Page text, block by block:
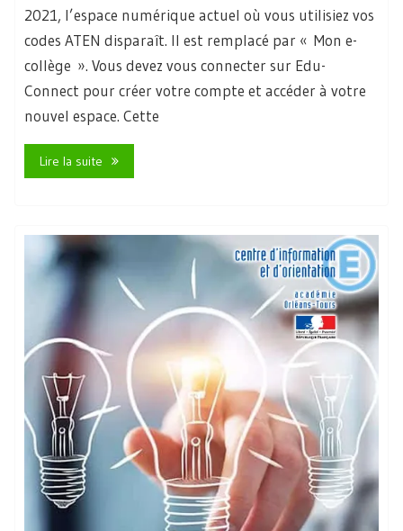
2021, l’espace numérique actuel où vous utilisiez vos
codes ATEN disparaît. Il est remplacé par « Mon e-
collège ». Vous devez vous connecter sur Edu-
Connect pour créer votre compte et accéder à votre
nouvel espace. Cette
Lire la suite